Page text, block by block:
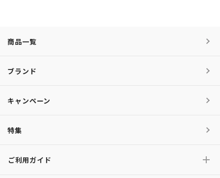
商品一覧
ブランド
キャンペーン
特集
ご利用ガイド